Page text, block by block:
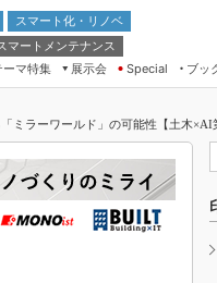
スマート化・リノベ
マートメンテナンス
ーマ特集
展示会
－建
－
Special ブッ
ラーワールド」の可能性【土木